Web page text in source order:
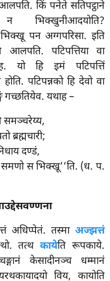
किं पनेते सतिपट्ठाने
भिक्खुनीआदयोति?
भिक्खू पन अग्गपरिसा. इति
आलपति. पटिपत्तिया वा
यो हि इमं पटिपत्तिं
पटिपन्नको हि देवो वा
गच्छतियेव. यथाह –
समञ्चरेय्य,
ब्रह्मचारी;
दण्डं,
समणो स भिक्खू’’ति. (ध. प.
अधिप्पेतं. तस्मा अज्झत्तं
तत्थकायेति रूपकाये.
केसादीनञ्च धम्मानं
विय, कायोति